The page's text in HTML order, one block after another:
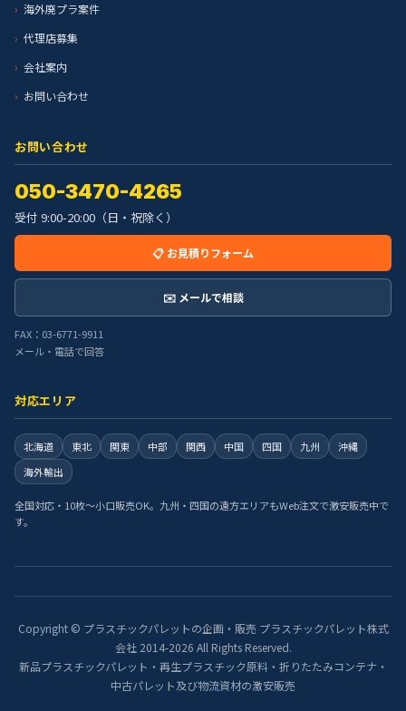
海外廃プラ案件
代理店募集
会社案内
お問い合わせ
お問い合わせ
050-3470-4265
受付 9:00-20:00（日・祝除く）
📋 お見積りフォーム
✉️ メールで相談
FAX：03-6771-9911
メール・電話で回答
対応エリア
北海道 東北 関東 中部 関西 中国 四国 九州
沖縄
海外輸出
全国対応・10枚〜小口販売OK。九州・四国の遠方エリアもWeb注文で激安販売中で
す。
Copyright © プラスチックパレットの企画・販売 プラスチックパレット株式
会社 2014-2026 All Rights Reserved.
新品プラスチックパレット・再生プラスチック原料・折りたたみコンテナ・
中古パレット及び物流資材の激安販売